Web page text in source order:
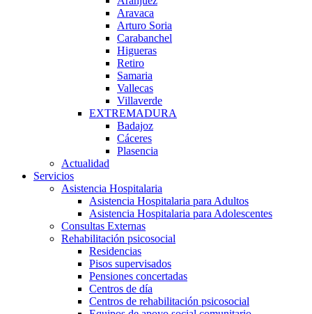
Aravaca
Arturo Soria
Carabanchel
Higueras
Retiro
Samaria
Vallecas
Villaverde
EXTREMADURA
Badajoz
Cáceres
Plasencia
Actualidad
Servicios
Asistencia Hospitalaria
Asistencia Hospitalaria para Adultos
Asistencia Hospitalaria para Adolescentes
Consultas Externas
Rehabilitación psicosocial
Residencias
Pisos supervisados
Pensiones concertadas
Centros de día
Centros de rehabilitación psicosocial